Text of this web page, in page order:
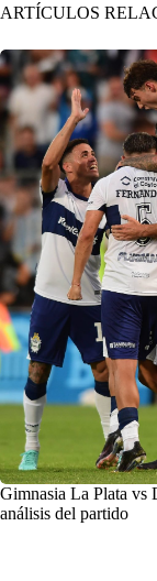
ARTÍCULOS
Gimnasia La Plata vs
análisis del partido